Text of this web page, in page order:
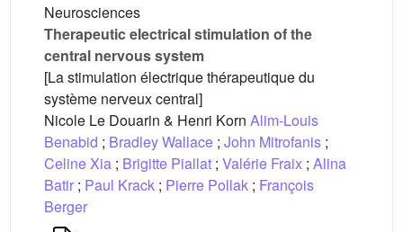
Neurosciences
Therapeutic electrical stimulation of the
central nervous system
[La stimulation électrique thérapeutique du
système nerveux central]
Nicole Le Douarin & Henri Korn Alim-Louis
Benabid ; Bradley Wallace ; John Mitrofanis ;
Celine Xia ; Brigitte Piallat ; Valérie Fraix ; Alina
Batir ; Paul Krack ; Pierre Pollak ; François
Berger